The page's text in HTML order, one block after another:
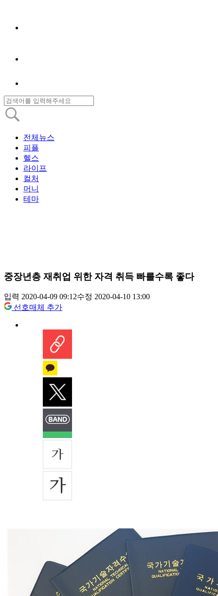
전체뉴스
피플
헬스
라이프
컬처
머니
테마
중장년층 재취업 위한 자격 취득 빠를수록 좋다
입력 2020-04-09 09:12수정 2020-04-10 13:00
선호매체 추가